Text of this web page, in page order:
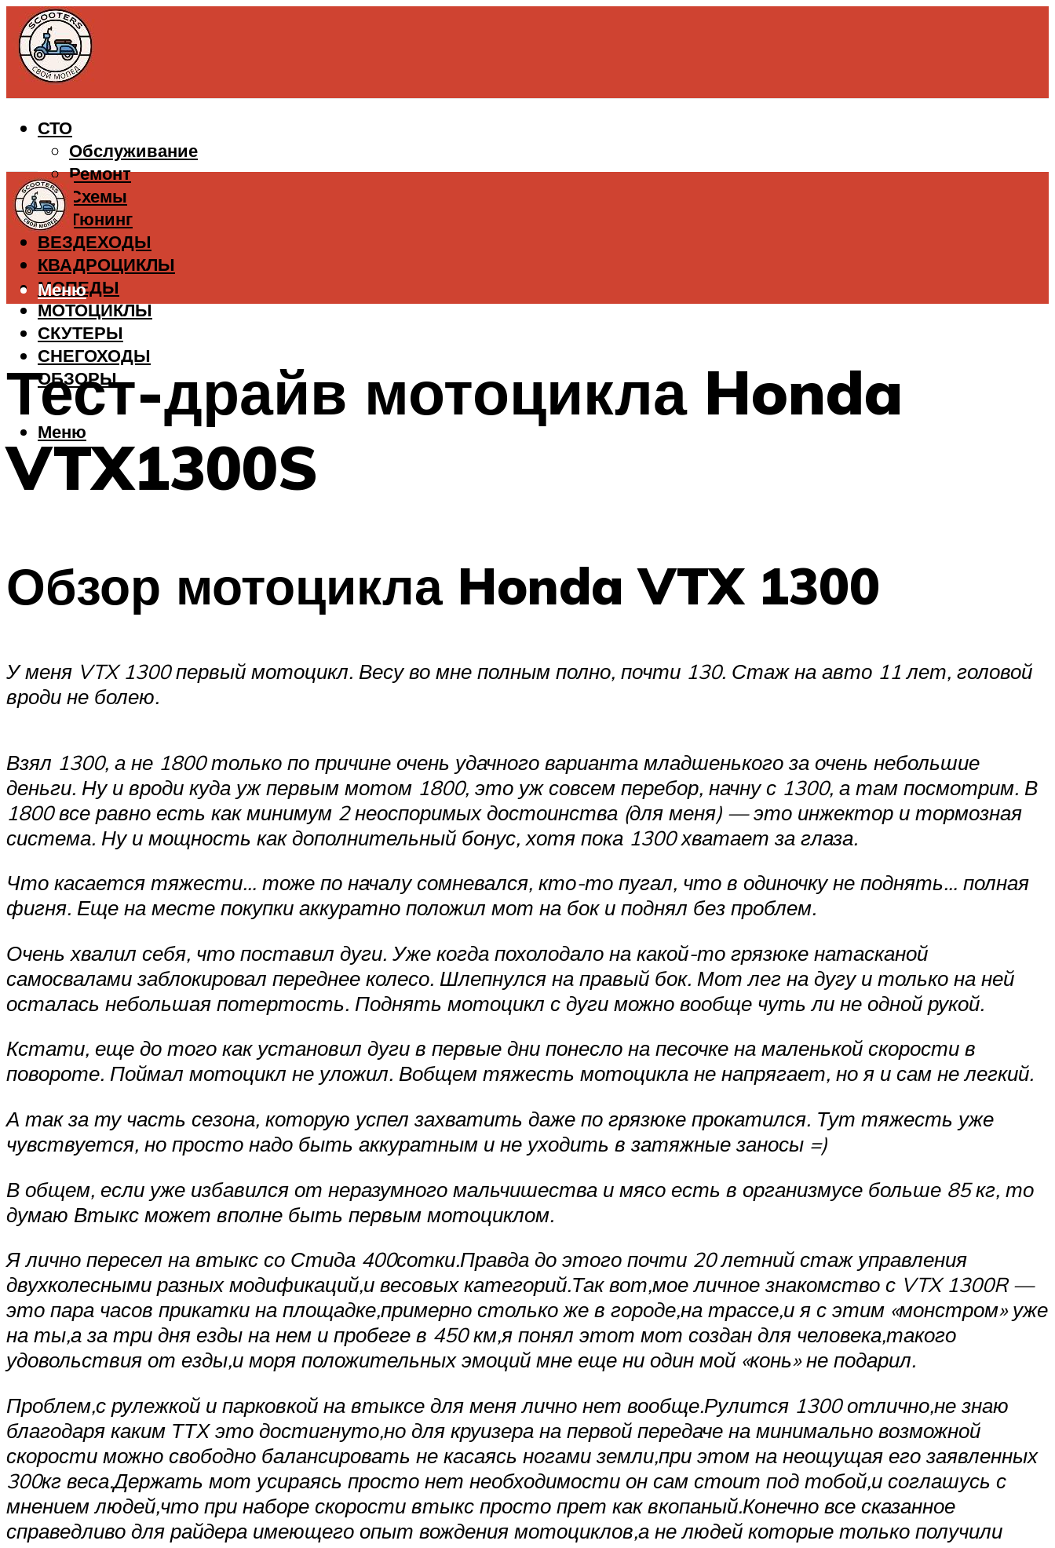
СТО
Обслуживание
Ремонт
Схемы
Тюнинг
ВЕЗДЕХОДЫ
КВАДРОЦИКЛЫ
МОПЕДЫ
МОТОЦИКЛЫ
СКУТЕРЫ
СНЕГОХОДЫ
ОБЗОРЫ
Меню
Меню
Тест-драйв мотоцикла Honda
VTX1300S
Обзор мотоцикла Honda VTX 1300
У меня VTX 1300 первый мотоцикл. Весу во мне полным полно, почти 130. Стаж на авто 11 лет, головой
вроди не болею.
Взял 1300, а не 1800 только по причине очень удачного варианта младшенького за очень небольшие
деньги. Ну и вроди куда уж первым мотом 1800, это уж совсем перебор, начну с 1300, а там посмотрим. В
1800 все равно есть как минимум 2 неоспоримых достоинства (для меня) — это инжектор и тормозная
система. Ну и мощность как дополнительный бонус, хотя пока 1300 хватает за глаза.
Что касается тяжести… тоже по началу сомневался, кто-то пугал, что в одиночку не поднять… полная
фигня. Еще на месте покупки аккуратно положил мот на бок и поднял без проблем.
Очень хвалил себя, что поставил дуги. Уже когда похолодало на какой-то грязюке натасканой
самосвалами заблокировал переднее колесо. Шлепнулся на правый бок. Мот лег на дугу и только на ней
осталась небольшая потертость. Поднять мотоцикл с дуги можно вообще чуть ли не одной рукой.
Кстати, еще до того как установил дуги в первые дни понесло на песочке на маленькой скорости в
повороте. Поймал мотоцикл не уложил. Вобщем тяжесть мотоцикла не напрягает, но я и сам не легкий.
А так за ту часть сезона, которую успел захватить даже по грязюке прокатился. Тут тяжесть уже
чувствуется, но просто надо быть аккуратным и не уходить в затяжные заносы =)
В общем, если уже избавился от неразумного мальчишества и мясо есть в организмусе больше 85 кг, то
думаю Втыкс может вполне быть первым мотоциклом.
Я лично пересел на втыкс со Стида 400сотки.Правда до этого почти 20 летний стаж управления
двухколесными разных модификаций,и весовых категорий.Так вот,мое личное знакомство с VTX 1300R —
это пара часов прикатки на площадке,примерно столько же в городе,на трассе,и я с этим «монстром» уже
на ты,а за три дня езды на нем и пробеге в 450 км,я понял этот мот создан для человека,такого
удовольствия от езды,и моря положительных эмоций мне еще ни один мой «конь» не подарил.
Проблем,с рулежкой и парковкой на втыксе для меня лично нет вообще.Рулится 1300 отлично,не знаю
благодаря каким ТТХ это достигнуто,но для круизера на первой передаче на минимально возможной
скорости можно свободно балансировать не касаясь ногами земли,при этом на неощущая его заявленных
300кг веса.Держать мот усираясь просто нет необходимости он сам стоит под тобой,и соглашусь с
мнением людей,что при наборе скорости втыкс просто прет как вкопаный.Конечно все сказанное
справедливо для райдера имеющего опыт вождения мотоциклов,а не людей которые только получили